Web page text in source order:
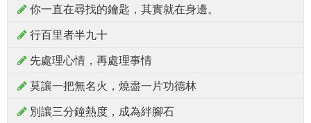
你一直在尋找的鑰匙，其實就在身邊。
行百里者半九十
先處理心情，再處理事情
莫讓一把無名火，燒盡一片功德林
別讓三分鐘熱度，成為絆腳石